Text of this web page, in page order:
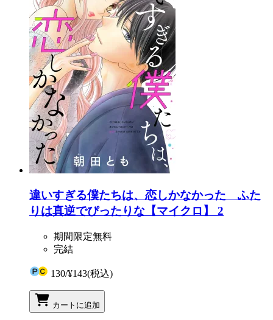
違いすぎる僕たちは、恋しかなかった ふた
りは真逆でぴったりな【マイクロ】 2
期間限定無料
完結
130/¥143(税込)
カートに追加